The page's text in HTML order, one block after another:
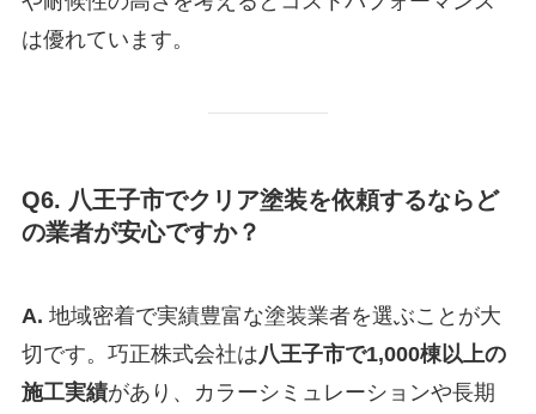
は優れています。
Q6. 八王子市でクリア塗装を依頼するならど
の業者が安心ですか？
A. 地域密着で実績豊富な塗装業者を選ぶことが大
切です。巧正株式会社は八王子市で1,000棟以上の
施工実績があり、カラーシミュレーションや長期